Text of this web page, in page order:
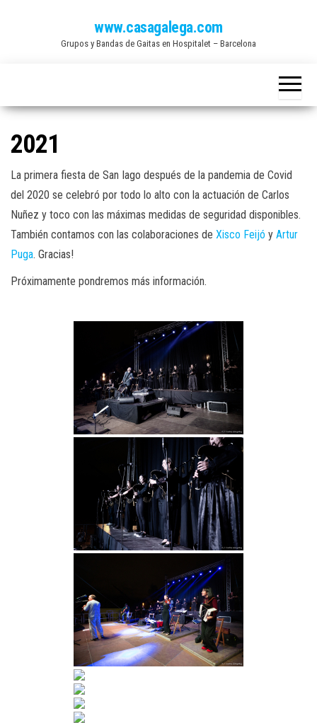
www.casagalega.com
Grupos y Bandas de Gaitas en Hospitalet – Barcelona
2021
La primera fiesta de San Iago después de la pandemia de Covid
del 2020 se celebró por todo lo alto con la actuación de Carlos
Nuñez y toco con las máximas medidas de seguridad disponibles.
También contamos con las colaboraciones de Xisco Feijó y Artur
Puga. Gracias!
Próximamente pondremos más información.